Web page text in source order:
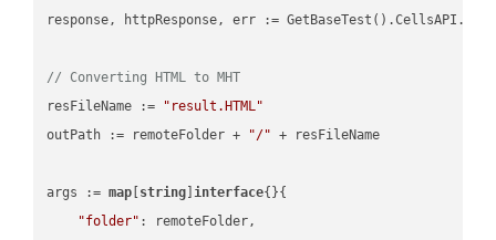
response, httpResponse, err :=
// Converting HTML to MHT
resFileName :=
"result.HTML"
outPath := remoteFolder +
"/" + resFileName
args := map string ]interface{}{
"folder" : remoteFolder,